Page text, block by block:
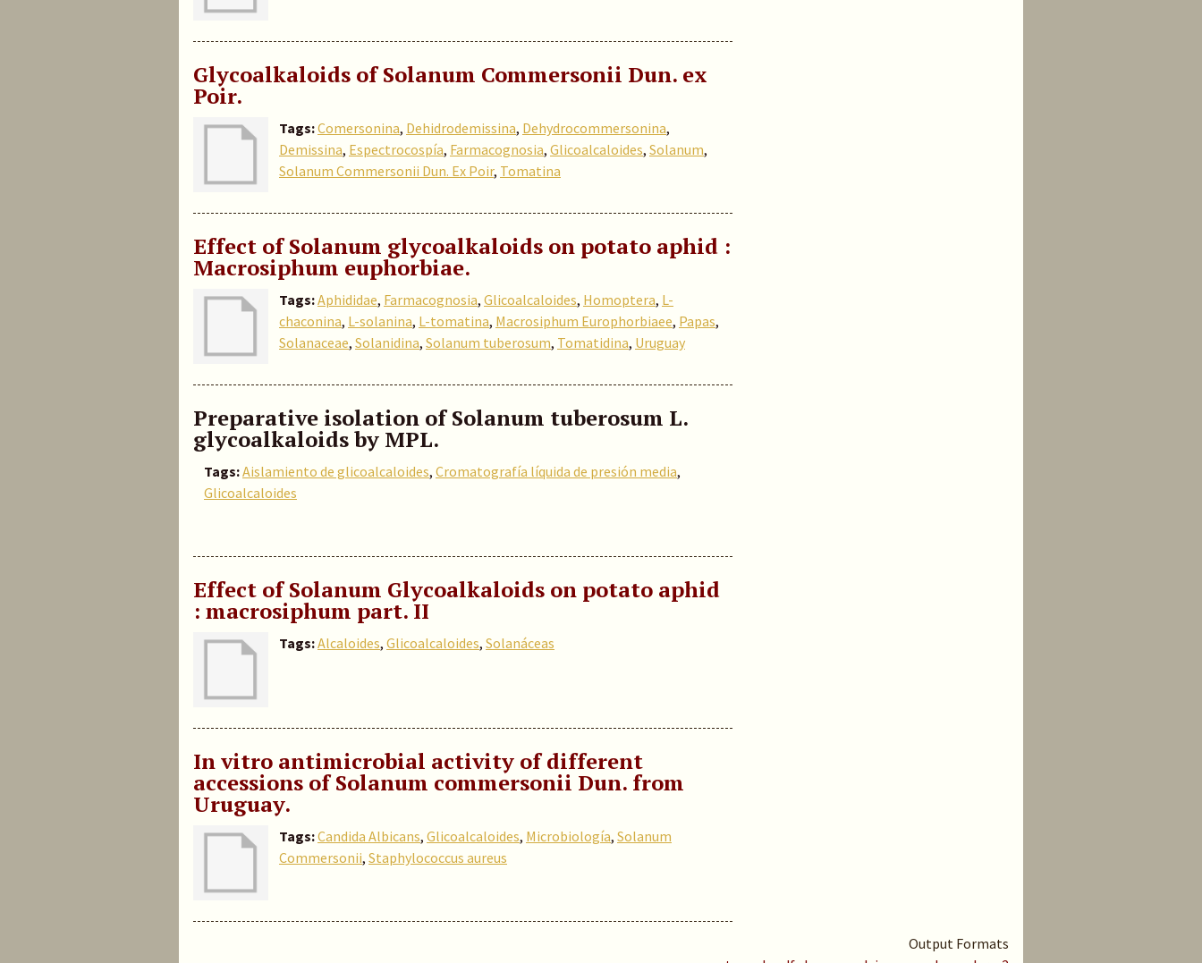
Glycoalkaloids of Solanum Commersonii Dun. ex
Poir.
Tags:Comersonina, Dehidrodemissina, Dehydrocommersonina,
Demissina, Espectrocospía, Farmacognosia, Glicoalcaloides, Solanum,
Solanum Commersonii Dun. Ex Poir, Tomatina
Effect of Solanum glycoalkaloids on potato aphid :
Macrosiphum euphorbiae.
Tags:Aphididae, Farmacognosia, Glicoalcaloides, Homoptera, L-
chaconina, L-solanina, L-tomatina, Macrosiphum Europhorbiaee, Papas,
Solanaceae, Solanidina, Solanum tuberosum, Tomatidina, Uruguay
Preparative isolation of Solanum tuberosum L.
glycoalkaloids by MPL.
Tags:Aislamiento de glicoalcaloides, Cromatografía líquida de presión media,
Glicoalcaloides
Effect of Solanum Glycoalkaloids on potato aphid
: macrosiphum part. II
Tags:Alcaloides, Glicoalcaloides, Solanáceas
In vitro antimicrobial activity of different
accessions of Solanum commersonii Dun. from
Uruguay.
Tags:Candida Albicans, Glicoalcaloides, Microbiología, Solanum
Commersonii, Staphylococcus aureus
Output Formats